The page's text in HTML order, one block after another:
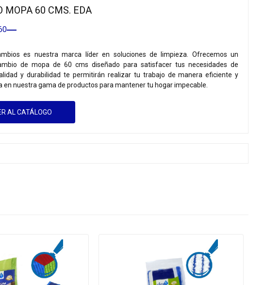
MOPA 60 CMS. EDA
es nuestra marca líder en soluciones de limpieza. Ofrecemos un
de mopa de 60 cms diseñado para satisfacer tus necesidades de
y durabilidad te permitirán realizar tu trabajo de manera eficiente y
en nuestra gama de productos para mantener tu hogar impecable.
AL CATÁLOGO